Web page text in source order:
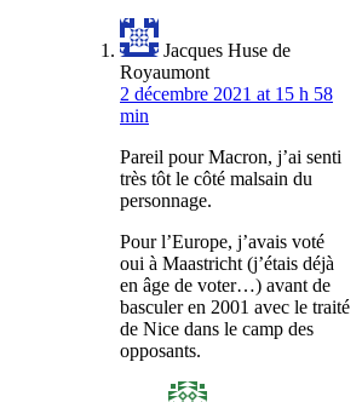
Jacques Huse de
Royaumont
2 décembre 2021 at 15 h 58
min
Pareil pour Macron, j’ai senti
très tôt le côté malsain du
personnage.
Pour l’Europe, j’avais voté
oui à Maastricht (j’étais déjà
en âge de voter…) avant de
basculer en 2001 avec le traité
de Nice dans le camp des
opposants.